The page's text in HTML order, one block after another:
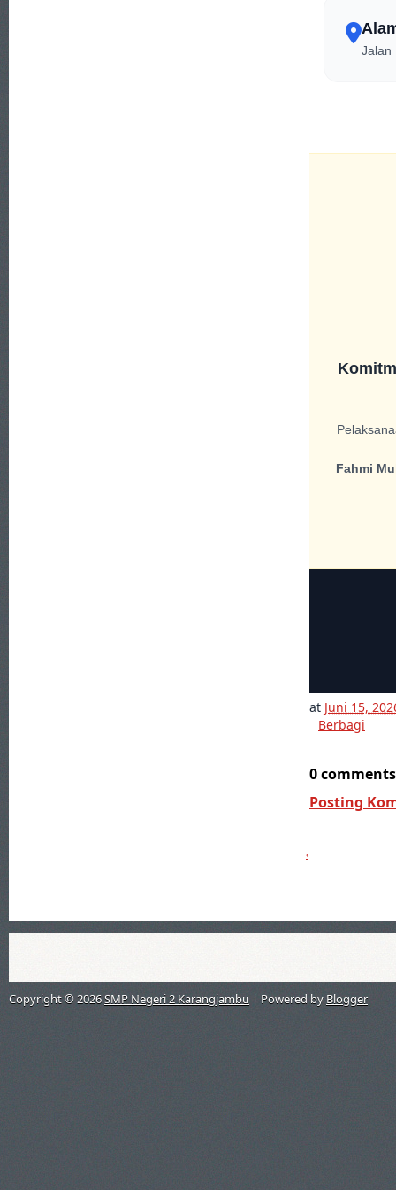
Jalan
Fahmi
at Juni 15,
Berbagi
0
Posting
‹
Copyright ©2026SMP Negeri 2 Karangjambu | Powered by Blogger